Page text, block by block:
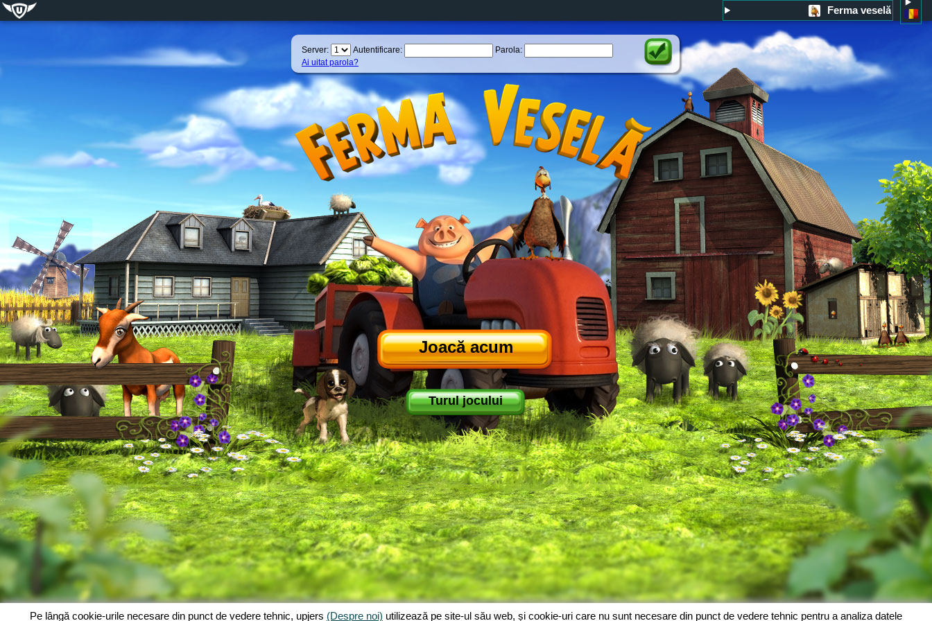
Server: Autentificare:
Parola:
Ai uitat parola?
Joacă acum
Turul jocului
Ferma veselă
Pe lângă cookie-urile necesare din punct de vedere tehnic, upjers (Despre noi) utilizează pe site-ul său web, și cookie-uri care nu sunt necesare din punct de vedere tehnic pentru a analiza datele